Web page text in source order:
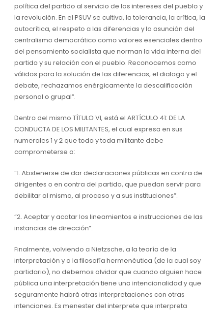
política del partido al servicio de los intereses del pueblo y
la revolución. En el PSUV se cultiva, la tolerancia, la crítica, la
autocrítica, el respeto a las diferencias y la asunción del
centralismo democrático como valores esenciales dentro
del pensamiento socialista que norman la vida interna del
partido y su relación con el pueblo. Reconocemos como
válidos para la solución de las diferencias, el dialogo y el
debate, rechazamos enérgicamente la descalificación
personal o grupal”.
Dentro del mismo TÍTULO VI, está el ARTÍCULO 41: DE LA
CONDUCTA DE LOS MILITANTES, el cual expresa en sus
numerales 1 y 2 que todo y toda militante debe
comprometerse a:
“1. Abstenerse de dar declaraciones públicas en contra de
dirigentes o en contra del partido, que puedan servir para
debilitar al mismo, al proceso y a sus instituciones”.
“2. Aceptar y acatar los lineamientos e instrucciones de las
instancias de dirección”.
Finalmente, volviendo a Nietzsche, a la teoría de la
interpretación y a la filosofía hermenéutica (de la cual soy
partidario), no debemos olvidar que cuando alguien hace
pública una interpretación tiene una intencionalidad y que
seguramente habrá otras interpretaciones con otras
intenciones. Es menester del interprete que interpreta